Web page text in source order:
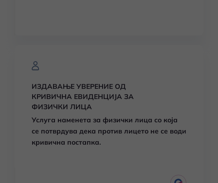
ИЗДАВАЊЕ УВЕРЕНИЕ ОД
КРИВИЧНА ЕВИДЕНЦИЈА ЗА
ФИЗИЧКИ ЛИЦА
Услуга наменета за физички лица со која
се потврдува дека против лицето не се води
кривична постапка.